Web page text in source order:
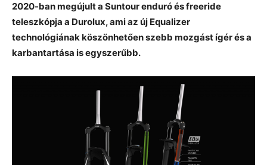
2020-ban megújult a Suntour enduró és freeride
teleszkópja a Durolux, ami az új Equalizer
technológiának köszönhetően szebb mozgást ígér és a
karbantartása is egyszerűbb.